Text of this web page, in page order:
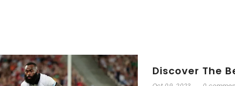
Discover The